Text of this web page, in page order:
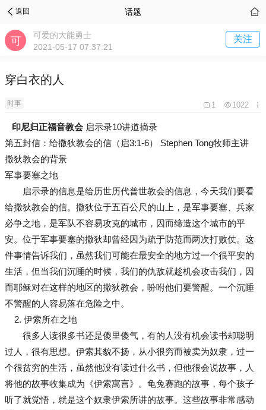
返回 话题
可爱的大能勇士
2021-05-17 07:37:21
关注
穿白衣的人
时事 1 1022
印尼归正福音教会 启示录10讲道摘录
第五封信：给撒狄教会的信（启3:1-6） Stephen Tong牧师主讲
撒狄教会的背景
军事要塞之地
启示录的信息是给历世历代普世教会的信息，今天我们要看
给撒狄教会的信。撒狄位于五百公尺的山上，是军事要塞、兵家
必争之地，是军队不容易攻克的城市，因而缔造这个城市的平
安。位于军事要塞的撒狄却曾经因为疏于防范而两次打败仗。这
件事情告诉我们，虽然我们可能在最安全的地方过一个很平安的
生活，但当我们沉睡的时候，我们的仇敌就趁机会攻击我们，因
而耶稣对在这样的地区的撒狄教会，吩咐他们要警醒。一个沉睡
不警醒的人容易落在危险之中。
2. 伊索所在之地
很多人读很多书还是傻里傻气，有的人没有机会读书却聪明
过人，很有思想。伊索其貌不扬，从小很穷而被卖为奴隶，过一
个很贫穷的生活，虽然他没有读过什么书，但他很会说故事，人
将他的故事收集成为《伊索寓言》。龟兔赛跑的故事，每个孩子
听了就觉悟，就是这个奴隶伊索所讲的故事。这些故事非常感动